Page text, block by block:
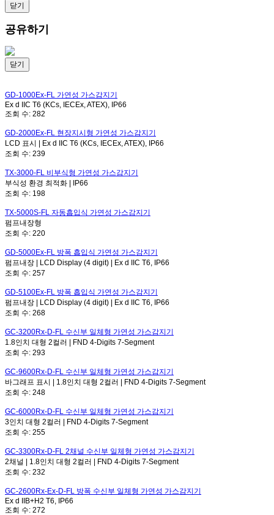
닫기
공유하기
닫기
GD-1000Ex-FL 가연성 가스감지기
Ex d IIC T6 (KCs, IECEx, ATEX), IP66
조회 수: 282
GD-2000Ex-FL 현장지시형 가연성 가스감지기
LCD 표시 | Ex d IIC T6 (KCs, IECEx, ATEX), IP66
조회 수: 239
TX-3000-FL 비부식형 가연성 가스감지기
부식성 환경 최적화 | IP66
조회 수: 198
TX-5000S-FL 자동흡입식 가연성 가스감지기
펌프내장형
조회 수: 220
GD-5000Ex-FL 방폭 흡입식 가연성 가스감지기
펌프내장 | LCD Display (4 digit) | Ex d IIC T6, IP66
조회 수: 257
GD-5100Ex-FL 방폭 흡입식 가연성 가스감지기
펌프내장 | LCD Display (4 digit) | Ex d IIC T6, IP66
조회 수: 268
GC-3200Rx-D-FL 수신부 일체형 가연성 가스감지기
1.8인치 대형 2컬러 | FND 4-Digits 7-Segment
조회 수: 293
GC-9600Rx-D-FL 수신부 일체형 가연성 가스감지기
바그래프 표시 | 1.8인치 대형 2컬러 | FND 4-Digits 7-Segment
조회 수: 248
GC-6000Rx-D-FL 수신부 일체형 가연성 가스감지기
3인치 대형 2컬러 | FND 4-Digits 7-Segment
조회 수: 255
GC-3300Rx-D-FL 2채널 수신부 일체형 가연성 가스감지기
2채널 | 1.8인치 대형 2컬러 | FND 4-Digits 7-Segment
조회 수: 232
GC-2600Rx-Ex-D-FL 방폭 수신부 일체형 가연성 가스감지기
Ex d IIB+H2 T6, IP66
조회 수: 272